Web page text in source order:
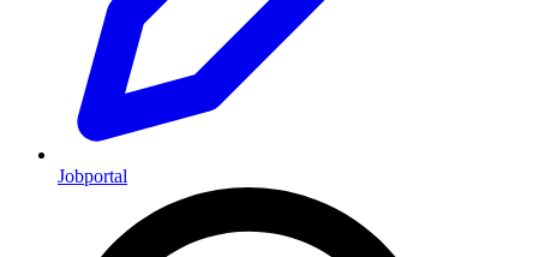
Jobportal